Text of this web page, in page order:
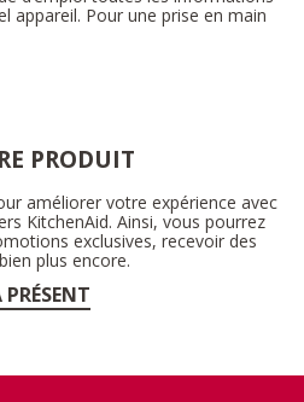
appareil. Pour une prise en main
PRODUIT
améliorer votre expérience avec
KitchenAid. Ainsi, vous pourrez
exclusives, recevoir des
plus encore.